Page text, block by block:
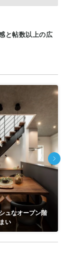
と帖数以上の広
ュなオープン階
い